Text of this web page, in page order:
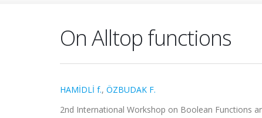
On Alltop functions
HAMİDLİ f., ÖZBUDAK F.
2nd International Workshop on Boolean Functions